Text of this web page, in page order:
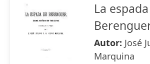
La
Autor: José
Marquina